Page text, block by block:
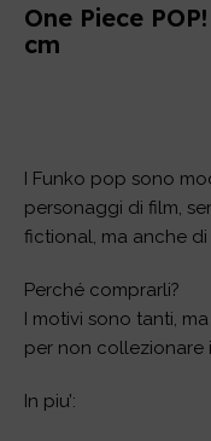
One Piece
cm
I Funko pop sono
personaggi di film,
fictional, ma anche
Perché comprarli?
I motivi sono tanti,
per non collezionare i
In piu’: